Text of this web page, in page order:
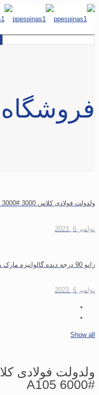
فروشگاه
ولدولت فولادی کلاس 3000 WELDOLET A105 3000#
نوامبر 6, 2023
زانو 90 درجه دنده گالوانیزه مارک مک ELBOW 90 HOT – DIP GALVANIZED
نوامبر 6, 2023
Show all
A105 6000#